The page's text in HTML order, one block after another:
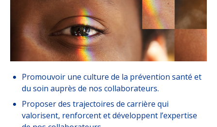
Promouvoir une culture de la prévention santé et
du soin auprès de nos collaborateurs.
Proposer des trajectoires de carrière qui
valorisent, renforcent et développent l’expertise